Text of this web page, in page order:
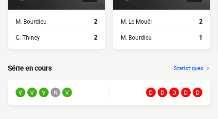
M. Bourdieu 2
G. Thiney 2
M. Le Mouël 2
M. Bourdieu 1
Série en cours Statistiques
V V V N V D D D D D